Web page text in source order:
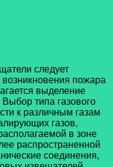
следует
пожара
выделение
Выбор типа газового
к различным газам
газов,
в зоне
распространенной
соединения,